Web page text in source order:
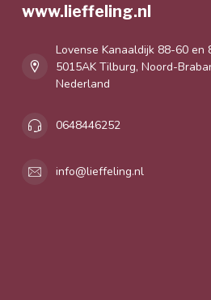
www.lieffeling.nl
Lovense Kanaaldijk 88-60 en
5015AK Tilburg, Noord-
Nederland
0648446252
info@lieffeling.nl